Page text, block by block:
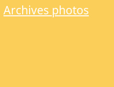
Archives photos